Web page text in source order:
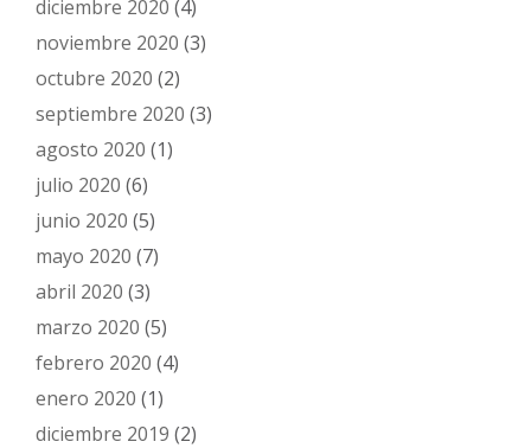
diciembre 2020 (4)
noviembre 2020 (3)
octubre 2020 (2)
septiembre 2020 (3)
agosto 2020 (1)
julio 2020 (6)
junio 2020 (5)
mayo 2020 (7)
abril 2020 (3)
marzo 2020 (5)
febrero 2020 (4)
enero 2020 (1)
diciembre 2019 (2)